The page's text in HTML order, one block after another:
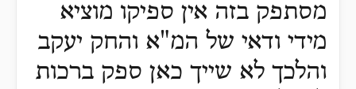
מסתפק בזה אין ספיקו מוציא
מידי ודאי של המ"א והחק יעקב
והלכך לא שייך כאן ספק ברכות